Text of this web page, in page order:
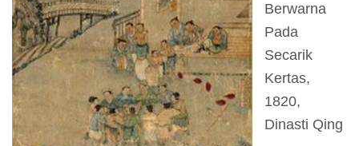
I
n
f
o
r
m
Berwarna
Pada
Secarik
Kertas,
1820,
Dinasti Qing